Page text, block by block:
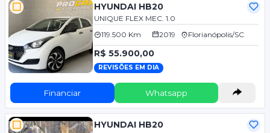
HYUNDAI HB20
UNIQUE FLEX MEC. 1.0
119.500 Km
2019 Florianópolis/SC
R$ 55.900,00
REVISÕES EM DIA
Financiar Whatsapp
HYUNDAI HB20